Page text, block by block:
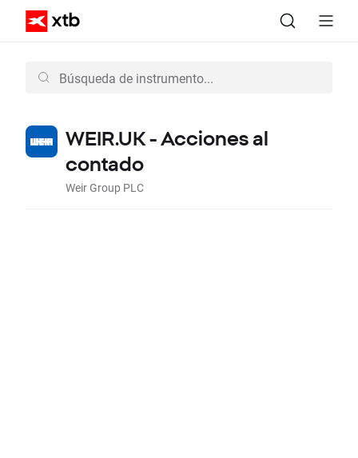
WEIR.UK - Acciones al
contado
Weir Group PLC